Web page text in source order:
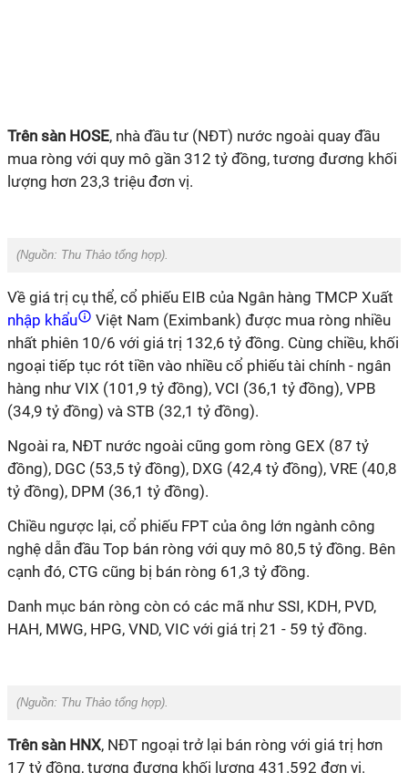
Trên sàn HOSE, nhà đầu tư (NĐT) nước ngoài quay đầu
mua ròng với quy mô gần 312 tỷ đồng, tương đương khối
lượng hơn 23,3 triệu đơn vị.
(Nguồn: Thu Thảo tổng hợp).
Về giá trị cụ thể, cổ phiếu EIB của Ngân hàng TMCP Xuất
nhập khẩu
Việt Nam (Eximbank) được mua ròng nhiều
nhất phiên 10/6 với giá trị 132,6 tỷ đồng. Cùng chiều, khối
ngoại tiếp tục rót tiền vào nhiều cổ phiếu tài chính - ngân
hàng như VIX (101,9 tỷ đồng), VCI (36,1 tỷ đồng), VPB
(34,9 tỷ đồng) và STB (32,1 tỷ đồng).
Ngoài ra, NĐT nước ngoài cũng gom ròng GEX (87 tỷ
đồng), DGC (53,5 tỷ đồng), DXG (42,4 tỷ đồng), VRE (40,8
tỷ đồng), DPM (36,1 tỷ đồng).
Chiều ngược lại, cổ phiếu FPT của ông lớn ngành công
nghệ dẫn đầu Top bán ròng với quy mô 80,5 tỷ đồng. Bên
cạnh đó, CTG cũng bị bán ròng 61,3 tỷ đồng.
Danh mục bán ròng còn có các mã như SSI, KDH, PVD,
HAH, MWG, HPG, VND, VIC với giá trị 21 - 59 tỷ đồng.
(Nguồn: Thu Thảo tổng hợp).
Trên sàn HNX, NĐT ngoại trở lại bán ròng với giá trị hơn
17 tỷ đồng, tương đương khối lượng 431.592 đơn vị.